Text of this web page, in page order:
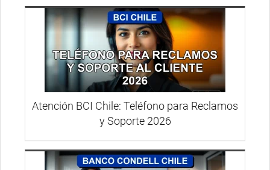
Atención BCI Chile: Teléfono para Reclamos
y Soporte 2026